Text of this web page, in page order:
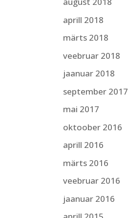
aprill 2018
märts 2018
veebruar 2018
jaanuar 2018
september 2017
mai 2017
oktoober 2016
aprill 2016
märts 2016
veebruar 2016
jaanuar 2016